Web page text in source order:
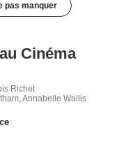
pas manquer
Cinéma
Richet
Annabelle Wallis